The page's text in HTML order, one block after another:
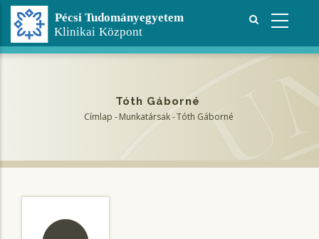
Ugrás
tartalomra
Tóth Gáborné
Címlap - Munkatársak -Tóth Gáborné